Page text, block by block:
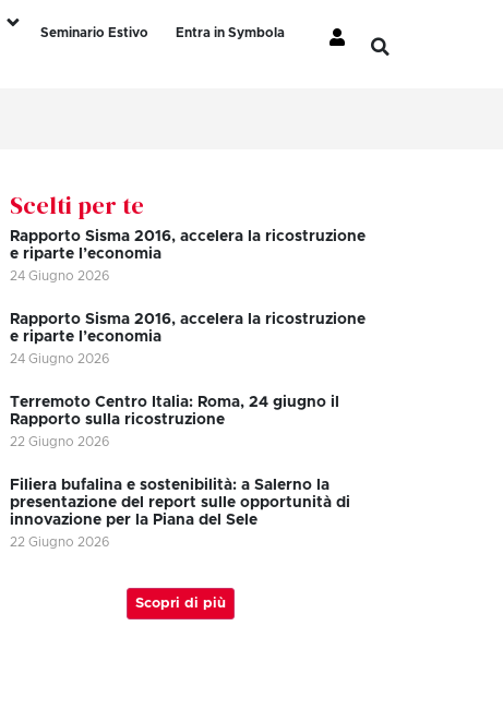
Seminario Estivo
Entra in Symbola
Scelti per te
Rapporto Sisma 2016, accelera la ricostruzione
e riparte l’economia
24 Giugno 2026
Rapporto Sisma 2016, accelera la ricostruzione
e riparte l’economia
24 Giugno 2026
Terremoto Centro Italia: Roma, 24 giugno il
Rapporto sulla ricostruzione
22 Giugno 2026
Filiera bufalina e sostenibilità: a Salerno la
presentazione del report sulle opportunità di
innovazione per la Piana del Sele
22 Giugno 2026
Scopri di più